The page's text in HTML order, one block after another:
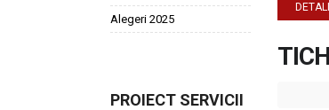
Alegeri 2025
PROIECT SERVICII
DETALII